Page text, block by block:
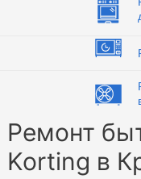
Ремонт
Korting в